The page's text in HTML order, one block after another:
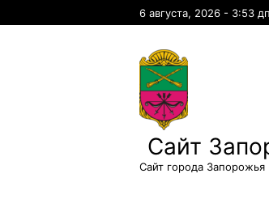
6 августа, 2026 - 3:53 дп
Сайт
Сайт города Запорожья